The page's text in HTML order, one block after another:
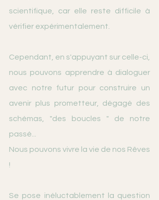
scientifique, car elle reste difficile à
vérifier expérimentalement.
Cependant, en s'appuyant sur celle-ci,
nous pouvons apprendre à dialoguer
avec notre futur pour construire un
avenir plus prometteur, dégagé des
schémas, "des boucles " de notre
passé...
Nous pouvons vivre la vie de nos Rêves
!
Se pose inéluctablement la question